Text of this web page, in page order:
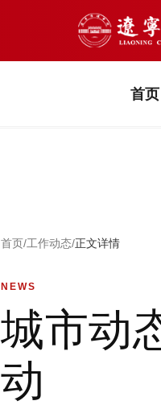
首页
首页/工作动态/正文详情
NEWS
城市动
动